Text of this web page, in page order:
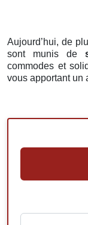
Aujourd’hui, de
sont munis de
commodes et
vous apportant un